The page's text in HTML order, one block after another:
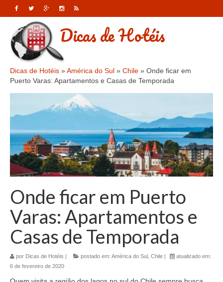
Dicas de Hotéis
Dicas de Hotéis »América do Sul » Chile » Onde ficar em
Puerto Varas: Apartamentos e Casas de Temporada
Onde ficar em Puerto
Varas: Apartamentos e
Casas de Temporada
por Dicas de Hotéis postado em: América do Sul Chile
atualizado em:
6 de fevereiro de 2020